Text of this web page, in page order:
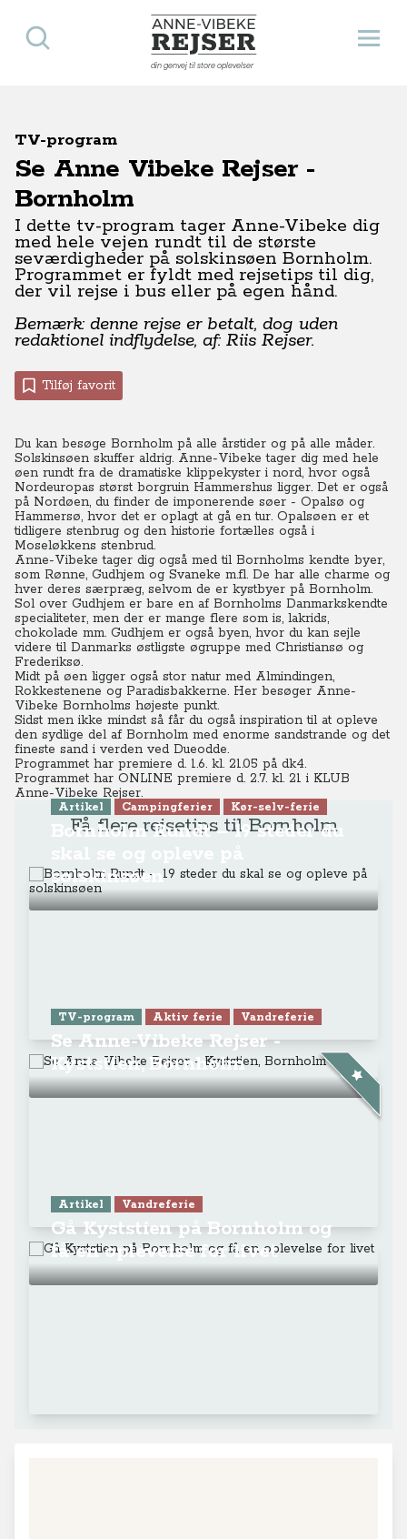
Anne-Vibeke Rejser
din genvej til store oplevelser
Åbn
Søg
TV-program
Se Anne Vibeke Rejser -
Bornholm
I dette tv-program tager Anne-Vibeke dig
med hele vejen rundt til de største
seværdigheder på solskinsøen Bornholm.
Programmet er fyldt med rejsetips til dig,
der vil rejse i bus eller på egen hånd.
Bemærk: denne rejse er betalt, dog uden
redaktionel indflydelse, af: Riis Rejser.
Tilføj favorit
Du kan besøge Bornholm på alle årstider og på alle måder.
Solskinsøen skuffer aldrig. Anne-Vibeke tager dig med hele
øen rundt fra de dramatiske klippekyster i nord, hvor også
Nordeuropas størst borgruin Hammershus ligger. Det er også
på Nordøen, du finder de imponerende søer - Opalsø og
Hammersø, hvor det er oplagt at gå en tur. Opalsøen er et
tidligere stenbrug og den historie fortælles også i
Moseløkkens stenbrud.
Anne-Vibeke tager dig også med til Bornholms kendte byer,
som Rønne, Gudhjem og Svaneke m.fl. De har alle charme og
hver deres særpræg, selvom de er kystbyer på Bornholm.
Sol over Gudhjem er bare en af Bornholms Danmarkskendte
specialiteter, men der er mange flere som is, lakrids,
chokolade mm. Gudhjem er også byen, hvor du kan sejle
videre til Danmarks østligste øgruppe med Christiansø og
Frederiksø.
Midt på øen ligger også stor natur med Almindingen,
Rokkestenene og Paradisbakkerne. Her besøger Anne-
Vibeke Bornholms højeste punkt.
Sidst men ikke mindst så får du også inspiration til at opleve
den sydlige del af Bornholm med enorme sandstrande og det
fineste sand i verden ved Dueodde.
Programmet har premiere d. 1.6. kl. 21.05 på dk4.
Programmet har ONLINE premiere d. 2.7. kl. 21i KLUB
Anne-Vibeke Rejser.
Få flere rejsetips til Bornholm
Artikel Campingferier Kør-selv-ferie
Bornholm Rundt – 19 steder du
solskinsøen
TV-program Aktiv ferie Vandreferie
Se Anne-Vibeke Rejser -
Kyststien, Bornholm
Artikel Vandreferie
Gå Kyststien på Bornholm og
få en oplevelse for livet